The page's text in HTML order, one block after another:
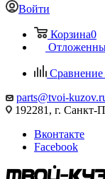
Войти
Корзина0
Сравнение
parts@tvoi-
192281, г. Санкт-
Вконтакте
Facebook